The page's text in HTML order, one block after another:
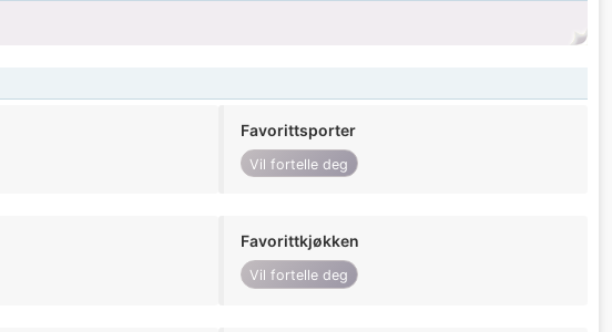
Favorittsporter
Vil fortelle deg
Favorittkjøkken
Vil fortelle deg